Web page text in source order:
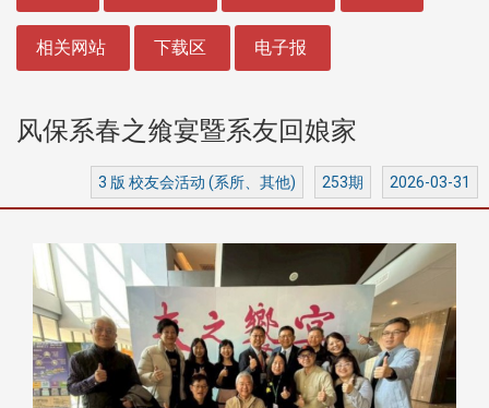
相关网站 下载区 电子报
风保系春之飨宴暨系友回娘家
3 版 校友会活动 (系所、其他) 253期 2026-03-31